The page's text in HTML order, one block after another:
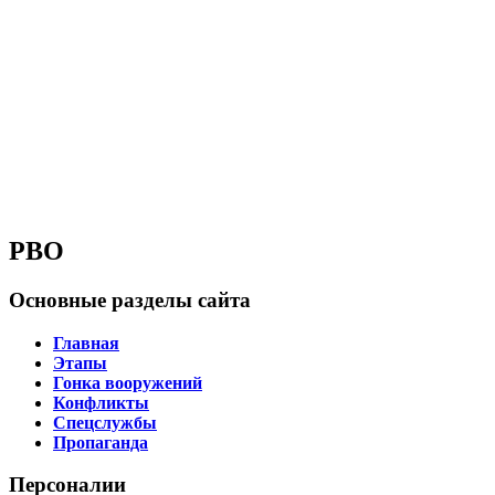
РВО
Основные разделы сайта
Главная
Этапы
Гонка вооружений
Конфликты
Спецслужбы
Пропаганда
Персоналии